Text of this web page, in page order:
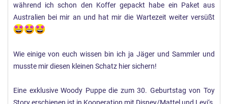
n
:
während ich schon den Koffer gepackt habe ein Paket aus
Australien bei mir an und hat mir die Wartezeit weiter versüßt
Wie einige von euch wissen bin ich ja Jäger und Sammler und
musste mir diesen kleinen Schatz hier sichern!
Eine exklusive Woody Puppe die zum 30. Geburtstag von Toy